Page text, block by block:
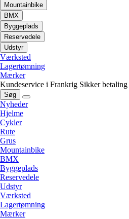
Mountainbike
BMX
Byggeplads
Reservedele
Udstyr
Værksted
Lagertømning
Mærker
Kundeservice i Frankrig Sikker betaling
Søg
Nyheder
Hjelme
Cykler
Rute
Grus
Mountainbike
BMX
Byggeplads
Reservedele
Udstyr
Værksted
Lagertømning
Mærker